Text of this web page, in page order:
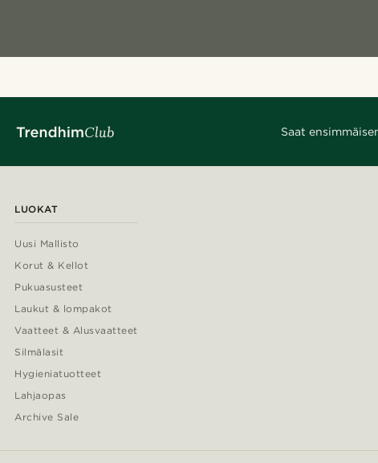
Saat
LUOKAT
Uusi Mallisto
Korut & Kellot
Pukuasusteet
Laukut & lompakot
Vaatteet & Alusvaatteet
Silmälasit
Hygieniatuotteet
Lahjaopas
Archive Sale